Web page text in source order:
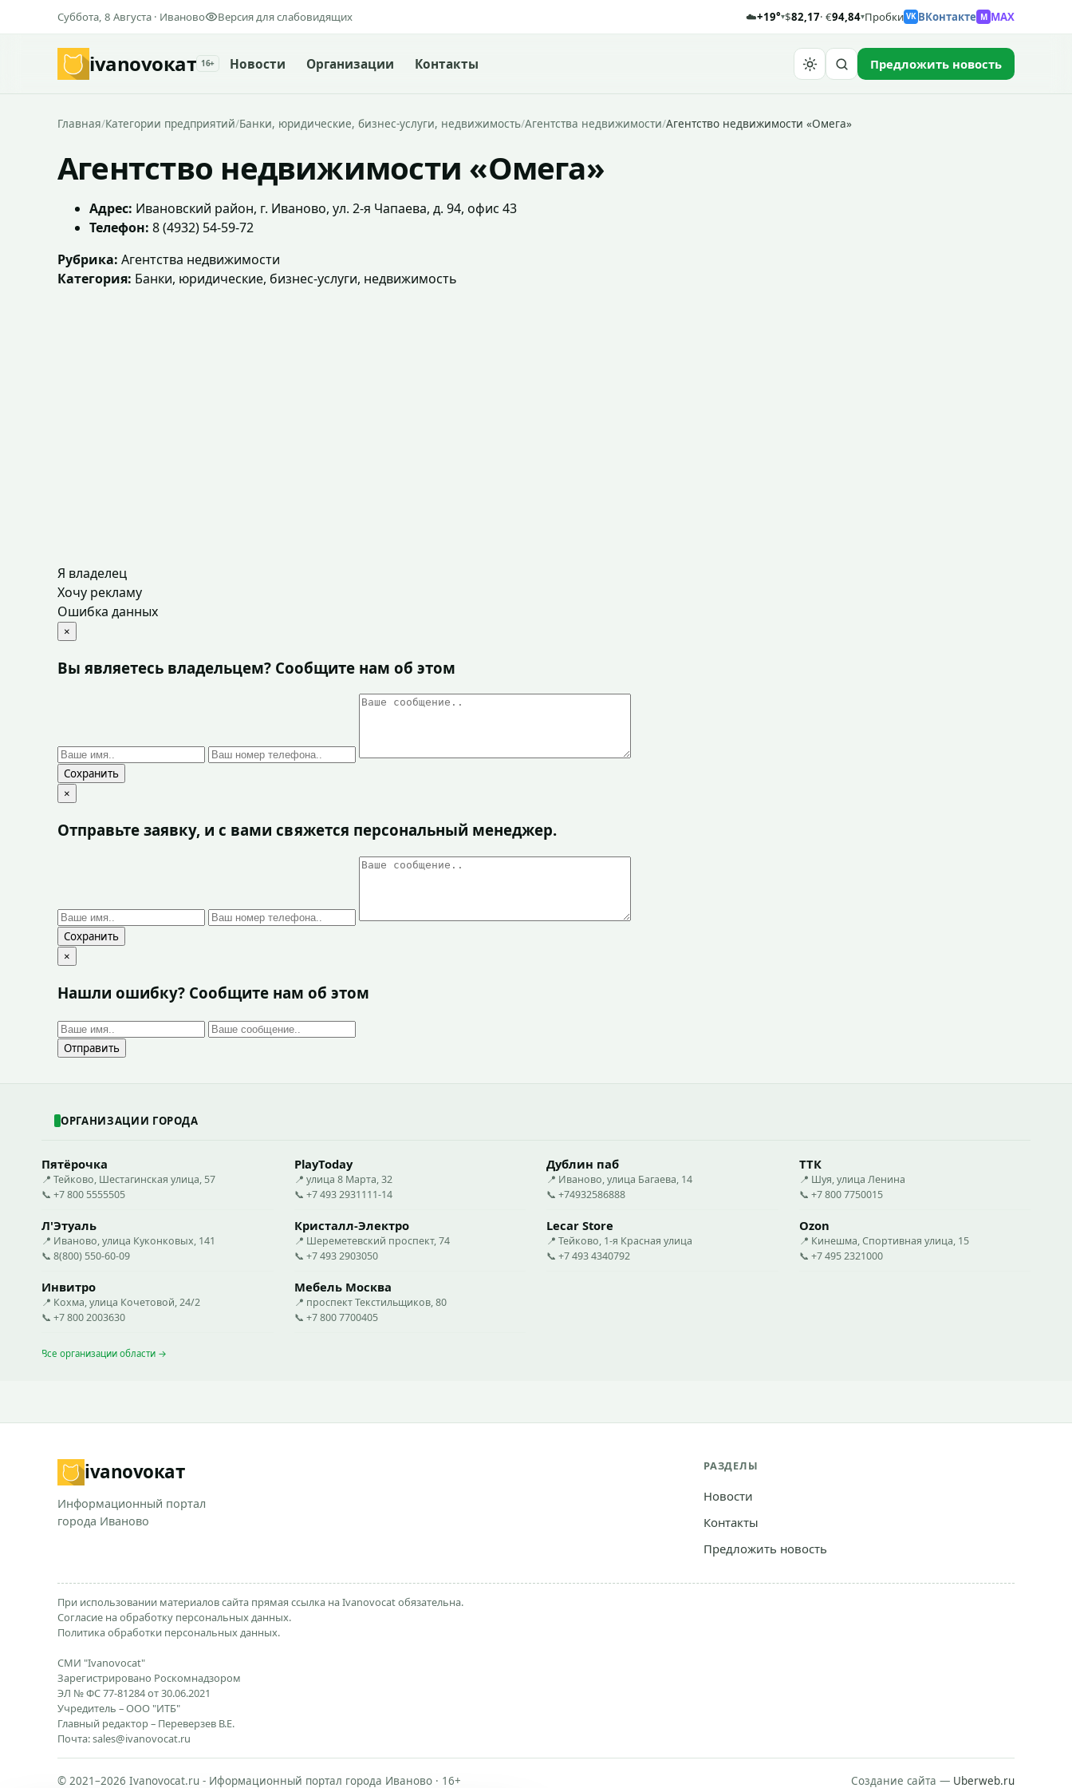
Суббота, 8 Августа · Иваново Версия для слабовидящих ☁️+19°▾$82,17· €94,84▾Пробки VK ВКонтакте M MAX
ivanovoкат 16+ Новости Организации Контакты Предложить новость
Главная/Категории предприятий/Банки, юридические, бизнес-услуги, недвижимость/Агентства недвижимости/Агентство недвижимости «Омега»
Агентство недвижимости «Омега»
Адрес: Ивановский район, г. Иваново, ул. 2-я Чапаева, д. 94, офис 43
Телефон: 8 (4932) 54-59-72
Рубрика: Агентства недвижимости
Категория: Банки, юридические, бизнес-услуги, недвижимость
Я владелец
Хочу рекламу
Ошибка данных
×
Вы являетесь владельцем? Сообщите нам об этом
Сохранить
×
Отправьте заявку, и с вами свяжется персональный менеджер.
Сохранить
×
Нашли ошибку? Сообщите нам об этом
Отправить
ОРГАНИЗАЦИИ ГОРОДА
Пятёрочка
📍 Тейково, Шестагинская улица, 57
📞 +7 800 5555505
PlayToday
📍 улица 8 Марта, 32
📞 +7 493 2931111-14
Дублин паб
📍 Иваново, улица Багаева, 14
📞 +74932586888
ТТК
📍 Шуя, улица Ленина
📞 +7 800 7750015
Л'Этуаль
📍 Иваново, улица Куконковых, 141
📞 8(800) 550-60-09
Кристалл-Электро
📍 Шереметевский проспект, 74
📞 +7 493 2903050
Lecar Store
📍 Тейково, 1-я Красная улица
📞 +7 493 4340792
Ozon
📍 Кинешма, Спортивная улица, 15
📞 +7 495 2321000
Инвитро
📍 Кохма, улица Кочетовой, 24/2
📞 +7 800 2003630
Мебель Москва
📍 проспект Текстильщиков, 80
📞 +7 800 7700405
Все организации области →
ivanovoкат
Информационный портал
города Иваново
РАЗДЕЛЫ
Новости
Контакты
Предложить новость
При использовании материалов сайта прямая ссылка на Ivanovocat обязательна.
Согласие на обработку персональных данных.
Политика обработки персональных данных.
СМИ "Ivanovocat"
Зарегистрировано Роскомнадзором
ЭЛ № ФС 77-81284 от 30.06.2021
Учредитель – ООО "ИТБ"
Главный редактор – Переверзев В.Е.
Почта:sales@ivanovocat.ru
© 2021–2026 Ivanovocat.ru - Иформационный портал города Иваново · 16+ Создание сайта — Uberweb.ru